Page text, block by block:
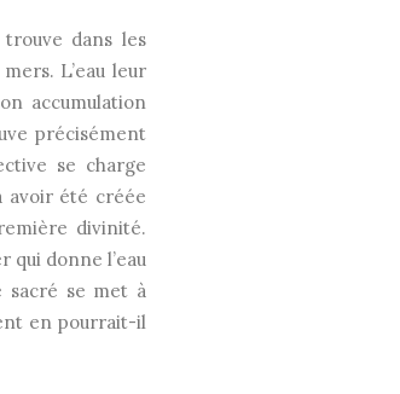
dans les
L’eau leur
accumulation
précisément
se charge
avoir été créée
divinité.
qui donne l’eau
sacré se met à
en pourrait-il